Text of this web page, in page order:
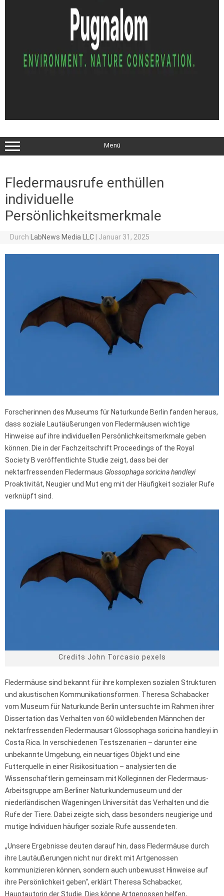
Menü
Fledermausrufe enthüllen
individuelle
Persönlichkeitsmerkmale
Durch LabNews Media LLC Januar 31, 2025
Forscherinnen des Museums für Naturkunde Berlin fanden heraus,
dass soziale Lautäußerungen von Fledermäusen wichtige
Hinweise auf ihre individuellen Persönlichkeitsmerkmale geben
können. Die in der Fachzeitschrift Proceedings of the Royal
Society B veröffentlichte Studie zeigt, dass bei der
nektarfressenden Fledermaus Glossophaga soricina handleyi
Proaktivität, Neugier und Mut eng mit der Häufigkeit sozialer Rufe
verknüpft sind.
Credits John Torcasio pexels
Fledermäuse sind bekannt für ihre komplexen sozialen Strukturen
und akustischen Kommunikationsformen. Theresa Schabacker
vom Museum für Naturkunde Berlin untersuchte im Rahmen ihrer
Dissertation das Verhalten von 60 wildlebenden Männchen der
nektarfressenden Fledermausart Glossophaga soricina handleyi in
Costa Rica. In verschiedenen Testszenarien – darunter eine
unbekannte Umgebung, ein neuartiges Objekt und eine
Futterquelle in einer Risikosituation – analysierten die
Wissenschaftlerin gemeinsam mit Kolleginnen der Fledermaus-
Arbeitsgruppe am Berliner Naturkundemuseum und der
niederländischen Wageningen Universität das Verhalten und die
Rufe der Tiere. Dabei zeigte sich, dass besonders neugierige und
mutige Individuen häufiger soziale Rufe aussendeten.
„Unsere Ergebnisse deuten darauf hin, dass Fledermäuse durch
ihre Lautäußerungen nicht nur direkt mit Artgenossen
kommunizieren können, sondern auch unbewusst Hinweise auf
ihre Persönlichkeit geben“, erklärt Theresa Schabacker,
Hauptautorin der Studie. Dies könne Artgenossen helfen,